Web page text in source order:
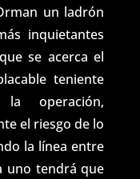
un ladrón
inquietantes
se acerca el
teniente
operación,
el riesgo de lo
la línea entre
uno tendrá que